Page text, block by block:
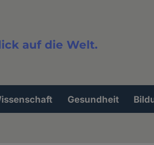
auf die Welt.
Gesundheit